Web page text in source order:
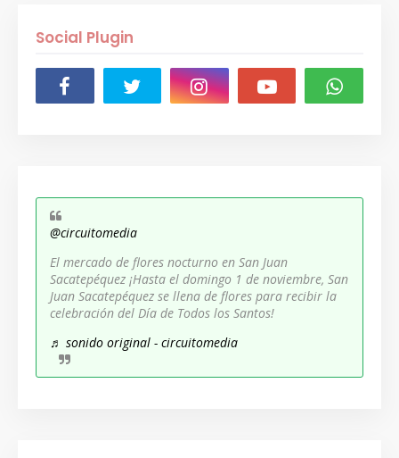
Social Plugin
@circuitomedia
El mercado de flores nocturno en San Juan
Sacatepéquez ¡Hasta el domingo 1 de noviembre, San
Juan Sacatepéquez se llena de flores para recibir la
celebración del Día de Todos los Santos!
♬ sonido original - circuitomedia